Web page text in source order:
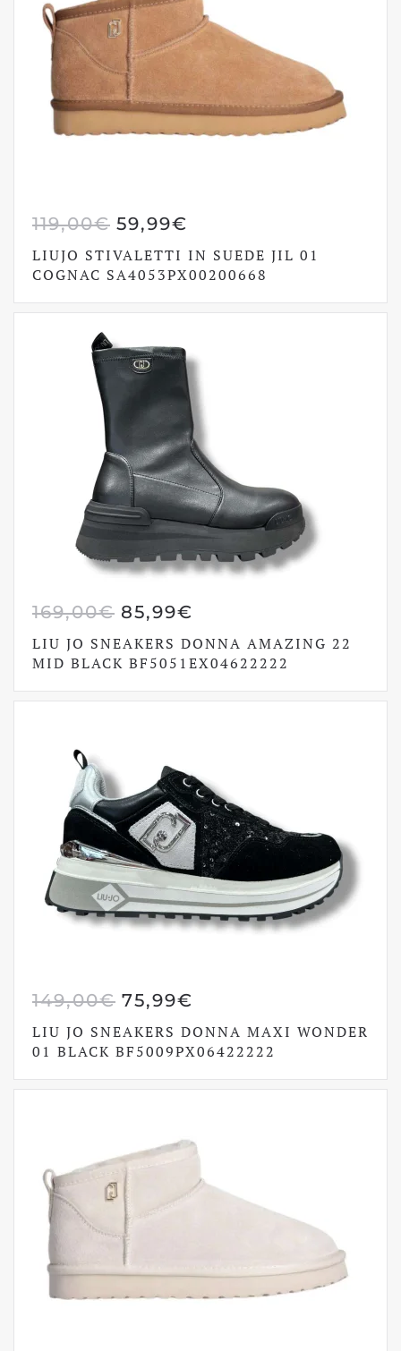
119,00€ IL
PREZZO
ORIGINALE
ERA:
59,99€
PREZZO
ATTUALE
È:
LIUJO STIVALETTI IN SUEDE JIL 01
COGNAC SA4053PX00200668
169,00€ IL
PREZZO
ORIGINALE
ERA:
85,99€
PREZZO
ATTUALE
È:
LIU JO SNEAKERS DONNA AMAZING 22
MID BLACK BF5051EX04622222
149,00€ IL
PREZZO
ORIGINALE
ERA:
75,99€
PREZZO
ATTUALE
È:
LIU JO SNEAKERS DONNA MAXI WONDER
01 BLACK BF5009PX06422222